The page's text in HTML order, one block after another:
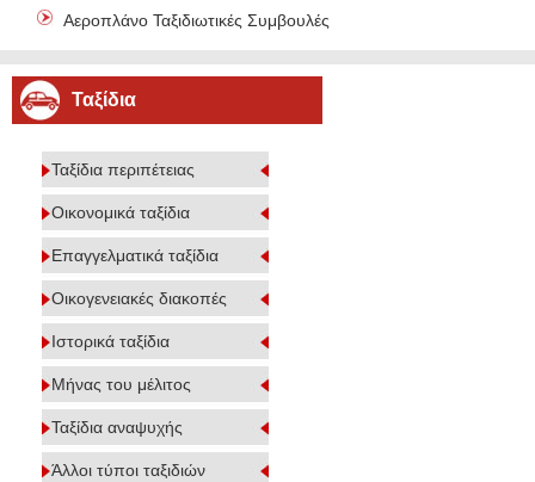
Αεροπλάνο Ταξιδιωτικές Συμβουλές
Ταξίδια
Ταξίδια περιπέτειας
Οικονομικά ταξίδια
Επαγγελματικά ταξίδια
Οικογενειακές διακοπές
Ιστορικά ταξίδια
Μήνας του μέλιτος
Ταξίδια αναψυχής
Άλλοι τύποι ταξιδιών